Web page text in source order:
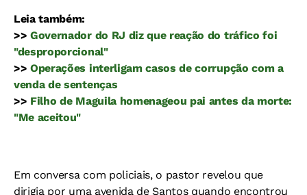
Leia também:
>>Governador do RJ diz que reação do tráfico foi
"desproporcional"
>>Operações interligam casos de corrupção com a
venda de sentenças
>> Filho de Maguila homenageou pai antes da morte:
"Me aceitou"
Em conversa com policiais, o pastor revelou que
dirigia por uma avenida de Santos quando encontrou